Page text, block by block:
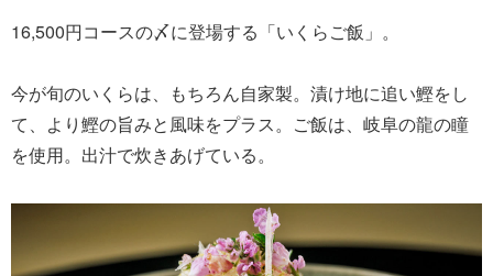
16,500円コースの〆に登場する「いくらご飯」。
今が旬のいくらは、もちろん自家製。漬け地に追い鰹をし
て、より鰹の旨みと風味をプラス。ご飯は、岐阜の龍の瞳
を使用。出汁で炊きあげている。